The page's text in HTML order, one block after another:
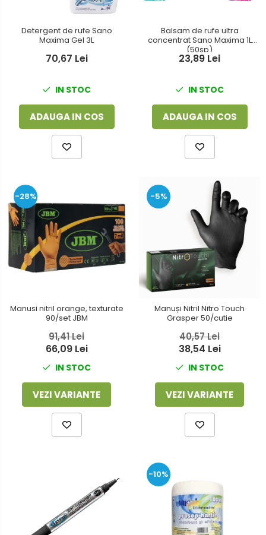
Detergent de rufe Sano
Maxima Gel 3L
70,67 Lei
IN STOC
ADAUGA IN COS
Balsam de rufe ultra
concentrat Sano Maxima 1L
(50sp)
23,89 Lei
IN STOC
ADAUGA IN COS
-28%
Manusi nitril orange, texturate
90/set JBM
91,41 Lei
66,09 Lei
IN STOC
VEZI VARIANTE
-5%
Manuși Nitril Nitro Touch
Grasper 50/cutie
40,57 Lei
38,54 Lei
IN STOC
VEZI VARIANTE
-10%